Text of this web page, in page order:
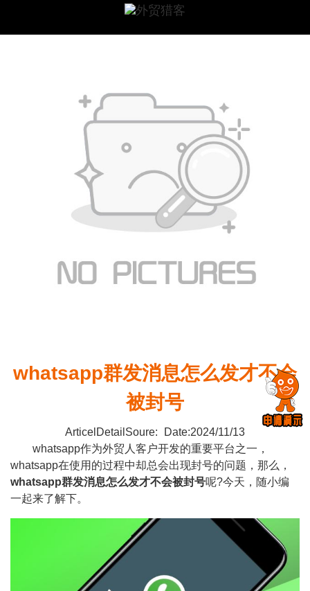
whatsapp群发消息怎么发才不会
被封号
ArticelDetailSoure:
Date:2024/11/13
whatsapp作为外贸人客户开发的重要平台之一，
whatsapp在使用的过程中却总会出现封号的问题，那么，
whatsapp群发消息怎么发才不会被封号呢?今天，随小编
一起来了解下。